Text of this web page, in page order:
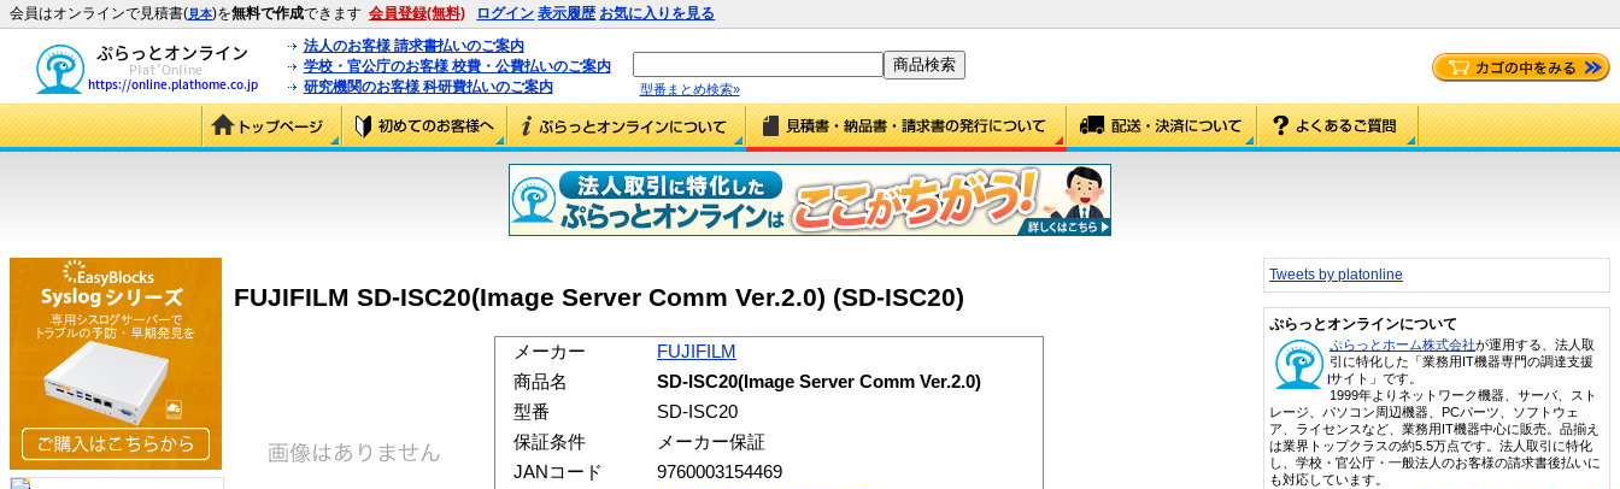
会員はオンラインで見積書(見本)を無料で作成できます 会員登録(無料) ログイン 表示履歴 お気に入りを見る
法人のお客様 請求書払いのご案内
学校・官公庁のお客様 校費・公費払いのご案内
研究機関のお客様 科研費払いのご案内
型番まとめ検索»
FUJIFILM SD-ISC20(Image Server Comm Ver.2.0) (SD-ISC20)
メーカー
FUJIFILM
商品名
SD-ISC20(Image Server Comm Ver.2.0)
型番
SD-ISC20
保証条件
メーカー保証
JANコード
9760003154469
Tweets by platonline
ぷらっとオンラインについて
ぷらっとホーム株式会社が運用する、法人取
引に特化した「業務用IT機器専門の調達支援
サイト」です。
1999年よりネットワーク機器、サーバ、スト
レージ、パソコン周辺機器、PCパーツ、ソフトウェ
ア、ライセンスなど、業務用IT機器中心に販売。品揃え
は業界トップクラスの約5.5万点です。法人取引に特化
し、学校・官公庁・一般法人のお客様の請求書後払いに
も対応しています。